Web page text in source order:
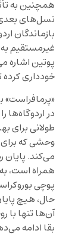
همچنین به
نسل‌های بعدی
بازماندگان
غیرمستقیم
پوتین اشاره
خودداری کرده
«پرمافراست»
در اردوگاه‌ها
طولانی برای
وحشی که برای
همراه است،
پوچی
حال، هیچ
آن‌ها تنها با
بقا ادامه